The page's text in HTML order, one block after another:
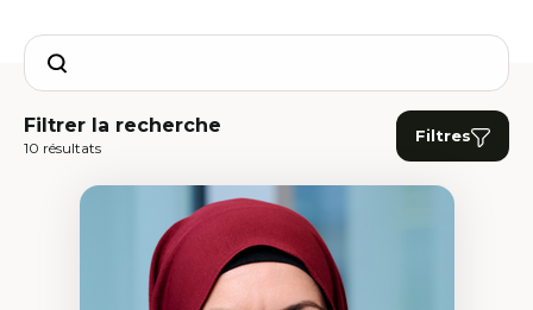
Search
Filtrer la recherche
10 résultats
Filtres